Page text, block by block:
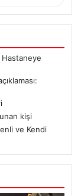
Hastaneye
kişi
ve Kendi